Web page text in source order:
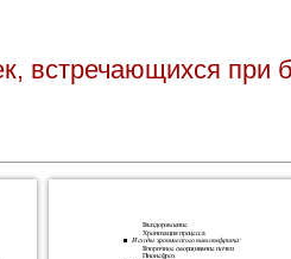
встречающихся при